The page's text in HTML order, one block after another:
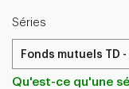
Séries
Fonds mutuels TD
Qu'est-ce qu'une